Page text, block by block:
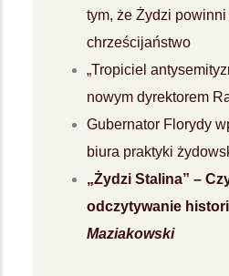
tym, że Żydzi
chrześcijaństwo
„Tropiciel
nowym dyrektorem
Gubernator Florydy
biura praktyki
„Żydzi Stalina” –
odczytywanie
Maziakowski